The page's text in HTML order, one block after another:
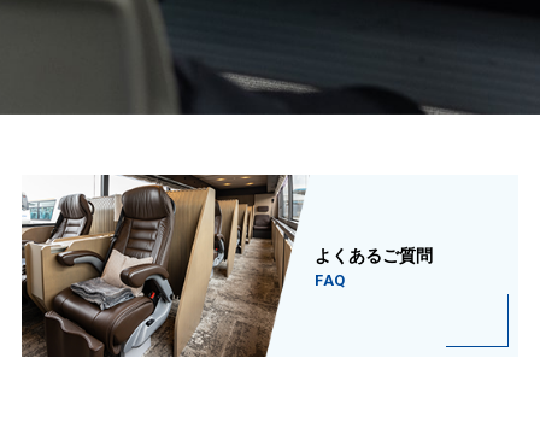
よくあるご質問
FAQ